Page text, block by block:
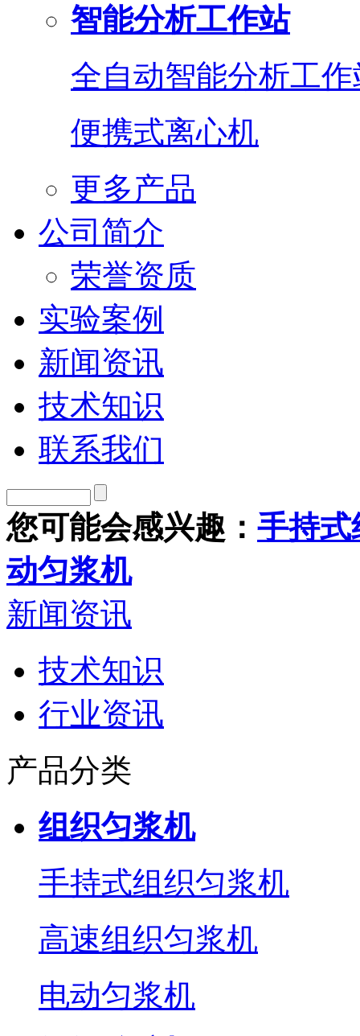
智能分析工作站
全自动智能分析工作
便携式离心机
更多产品
公司简介
荣誉资质
实验案例
新闻资讯
技术知识
联系我们
您可能会感兴趣： 手持式
动匀浆机
新闻资讯
技术知识
行业资讯
产品分类
组织匀浆机
手持式组织匀浆机
高速组织匀浆机
电动匀浆机